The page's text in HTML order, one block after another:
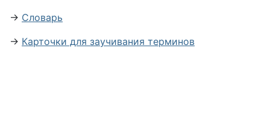
→ Словарь
→ Карточки для заучивания терминов